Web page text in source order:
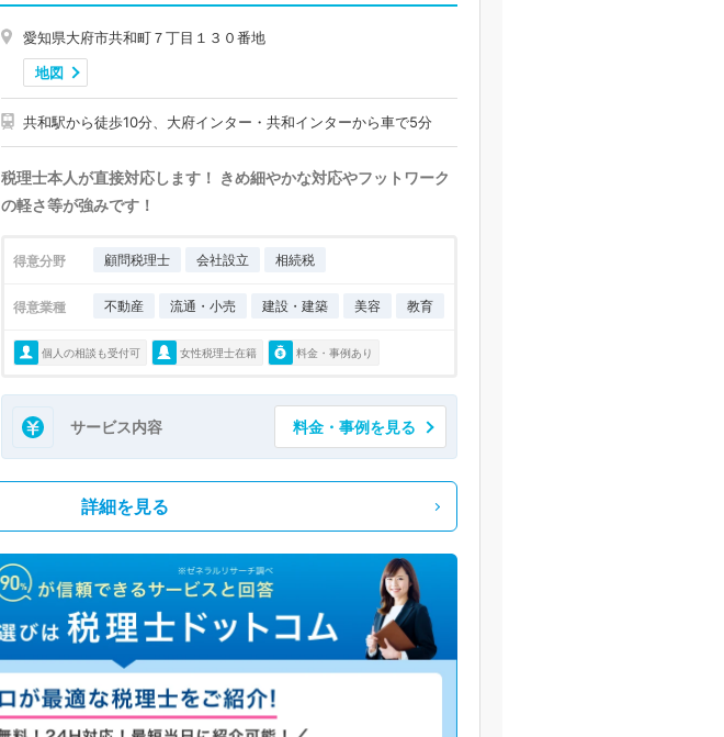
愛知県大府市共和町７丁目１３０番地
地図
共和駅から徒歩10分、大府インター・共和インターから車で5分
税理士本人が直接対応します！ きめ細やかな対応やフットワーク
の軽さ等が強みです！
得意分野 顧問税理士 会社設立 相続税
得意業種 不動産 流通・小売 建設・建築 美容 教育
個人の相談も受付可 女性税理士在籍 料金・事例あり
サービス内容 料金・事例を見る
詳細を見る